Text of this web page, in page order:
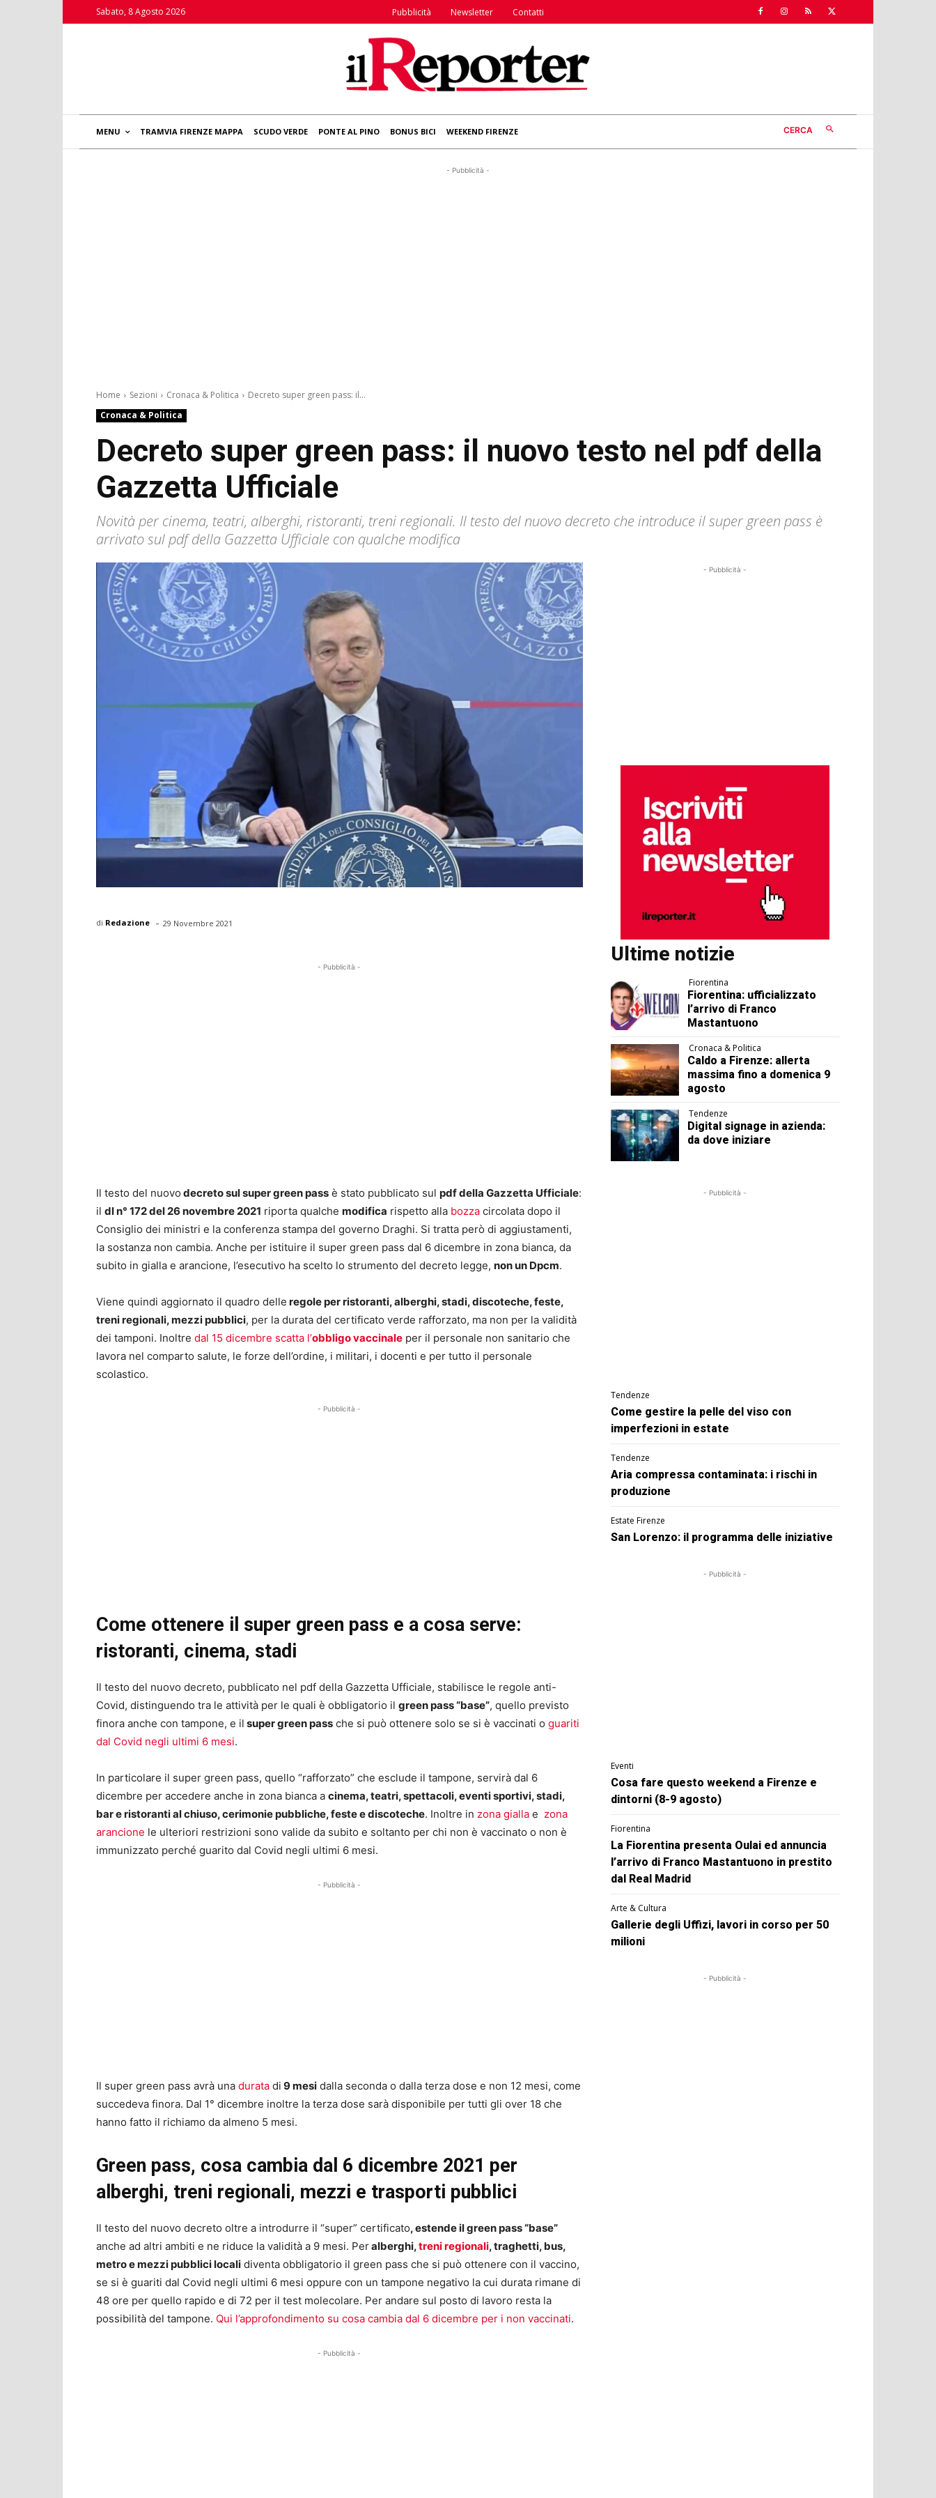
Sabato, 8 Agosto 2026 Pubblicità Newsletter Contatti
MENU TRAMVIA FIRENZE MAPPA SCUDO VERDE PONTE AL PINO BONUS BICI WEEKEND FIRENZE CERCA
- Pubblicità -
Home Sezioni Cronaca & Politica
Decreto super green pass: il...
Cronaca & Politica
Decreto super green pass: il nuovo testo nel pdf della
Gazzetta Ufficiale
Novità per cinema, teatri, alberghi, ristoranti, treni regionali. Il testo del nuovo decreto che introduce il super green pass è
arrivato sul pdf della Gazzetta Ufficiale con qualche modifica
di Redazione - 29 Novembre 2021
- Pubblicità -
Il testo del nuovo decreto sul super green pass è stato pubblicato sul pdf della Gazzetta Ufficiale:
il dl n° 172 del 26 novembre 2021 riporta qualche modifica rispetto alla bozza circolata dopo il
Consiglio dei ministri e la conferenza stampa del governo Draghi. Si tratta però di aggiustamenti,
la sostanza non cambia. Anche per istituire il super green pass dal 6 dicembre in zona bianca, da
subito in gialla e arancione, l’esecutivo ha scelto lo strumento del decreto legge, non un Dpcm.
Viene quindi aggiornato il quadro delle regole per ristoranti, alberghi, stadi, discoteche, feste,
treni regionali, mezzi pubblici, per la durata del certificato verde rafforzato, ma non per la validità
dei tamponi. Inoltre dal 15 dicembre scatta l’obbligo vaccinale per il personale non sanitario che
lavora nel comparto salute, le forze dell’ordine, i militari, i docenti e per tutto il personale
scolastico.
- Pubblicità -
Come ottenere il super green pass e a cosa serve:
ristoranti, cinema, stadi
Il testo del nuovo decreto, pubblicato nel pdf della Gazzetta Ufficiale, stabilisce le regole anti-
Covid, distinguendo tra le attività per le quali è obbligatorio il green pass “base”, quello previsto
finora anche con tampone, e il super green pass che si può ottenere solo se si è vaccinati o guariti
dal Covid negli ultimi 6 mesi.
In particolare il super green pass, quello “rafforzato” che esclude il tampone, servirà dal 6
dicembre per accedere anche in zona bianca a cinema, teatri, spettacoli, eventi sportivi, stadi,
bar e ristoranti al chiuso, cerimonie pubbliche, feste e discoteche. Inoltre in zona gialla e zona
arancione le ulteriori restrizioni sono valide da subito e soltanto per chi non è vaccinato o non è
immunizzato perché guarito dal Covid negli ultimi 6 mesi.
- Pubblicità -
Il super green pass avrà una durata di 9 mesi dalla seconda o dalla terza dose e non 12 mesi, come
succedeva finora. Dal 1° dicembre inoltre la terza dose sarà disponibile per tutti gli over 18 che
hanno fatto il richiamo da almeno 5 mesi.
Green pass, cosa cambia dal 6 dicembre 2021 per
alberghi, treni regionali, mezzi e trasporti pubblici
Il testo del nuovo decreto oltre a introdurre il “super” certificato, estende il green pass “base”
anche ad altri ambiti e ne riduce la validità a 9 mesi. Peralberghi,treni regionali, traghetti, bus,
metro e mezzi pubblici locali diventa obbligatorio il green pass che si può ottenere con il vaccino,
se si è guariti dal Covid negli ultimi 6 mesi oppure con un tampone negativo la cui durata rimane di
48 ore per quello rapido e di 72 per il test molecolare. Per andare sul posto di lavoro resta la
possibilità del tampone. Qui l’approfondimento su cosa cambia dal 6 dicembre per i non vaccinati.
- Pubblicità -
- Pubblicità -
Ultime notizie
Fiorentina
Fiorentina: ufficializzato
l’arrivo di Franco
Mastantuono
Cronaca & Politica
Caldo a Firenze: allerta
massima fino a domenica 9
agosto
Tendenze
Digital signage in azienda:
da dove iniziare
- Pubblicità -
Tendenze
Come gestire la pelle del viso con
imperfezioni in estate
Tendenze
Aria compressa contaminata: i rischi in
produzione
Estate Firenze
San Lorenzo: il programma delle iniziative
- Pubblicità -
Eventi
Cosa fare questo weekend a Firenze e
dintorni (8-9 agosto)
Fiorentina
La Fiorentina presenta Oulai ed annuncia
l’arrivo di Franco Mastantuono in prestito
dal Real Madrid
Arte & Cultura
Gallerie degli Uffizi, lavori in corso per 50
milioni
- Pubblicità -